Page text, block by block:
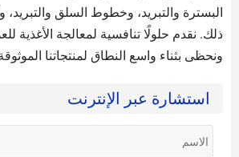
البسترة والتبريد، وخطوط السلق والتبريد،
ذلك. نقدم حلولًا تنافسية لمعالجة الأغذية
ونحظى بثناء واسع النطاق لمنتجاتنا
استشارة عبر الإنترنت